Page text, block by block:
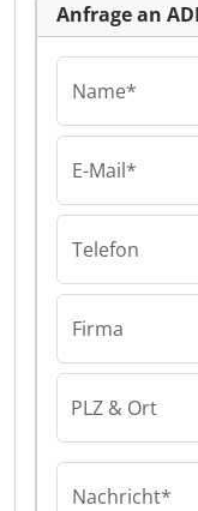
Anfrage an
Name*
E-Mail*
Telefon
Firma
PLZ & Ort
Nachricht*